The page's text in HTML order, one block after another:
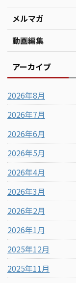
メルマガ
動画編集
アーカイブ
2026年8月
2026年7月
2026年6月
2026年5月
2026年4月
2026年3月
2026年2月
2026年1月
2025年12月
2025年11月